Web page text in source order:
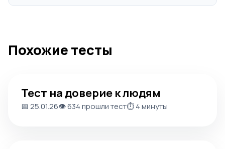
Похожие тесты
Тест на доверие к людям
📅 25.01.26👁️ 634 прошли тест⏱️ 4 минуты